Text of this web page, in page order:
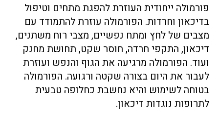
פורמולה ייחודית העוזרת להפגת מתחים וטיפול
בדיכאון וחרדות. הפורמולה עוזרת להתמודד עם
מצבים של לחץ ומתח נפשיים, מצבי רוח משתנים,
דיכאון, התקפי חרדה, חוסר שקט, תחושת מחנק
ועוד. הפורמולה מרגיעה את הגוף והנפש ועוזרת
לעבור את היום בצורה שקטה ורגועה. הפורמולה
בטוחה לשימוש והיא נחשבת כחלופה טבעית
לתרופות נוגדות דיכאון.